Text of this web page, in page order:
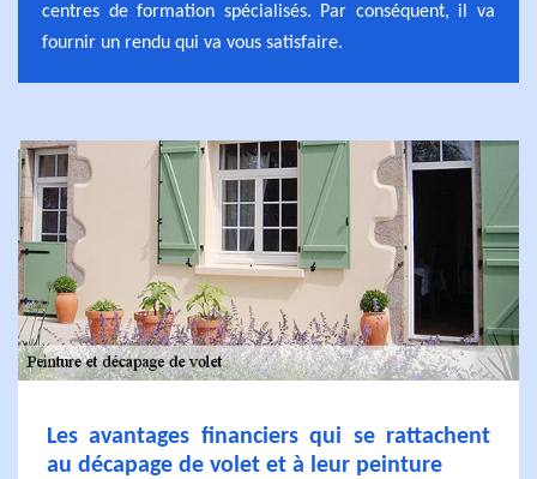
centres de formation spécialisés. Par conséquent, il va
fournir un rendu qui va vous satisfaire.
Les avantages financiers qui se rattachent
au décapage de volet et à leur peinture